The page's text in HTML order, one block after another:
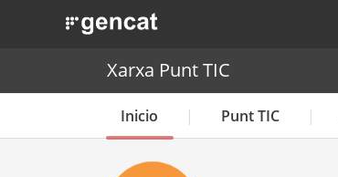
. Obre en una nova finestra.
Xarxa Punt TIC
Inicio Punt TIC